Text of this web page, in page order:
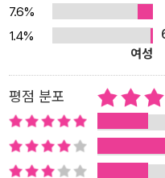
중국 문학에 빗대어 비하하는
해서 ‘고통받은 고통의 치유자
의 이름으로 곡절 많은 이 땅
을 발견할 수 있을 것이라 자
하나같이 자기 인생을 문학에
품을 다시 읽으면서 자신의 갖
자 적어나가던 그 숨결을 생생
대문학의 강인한 힘을 새삼 확
7.6%
1.4%
여성
평점 분포